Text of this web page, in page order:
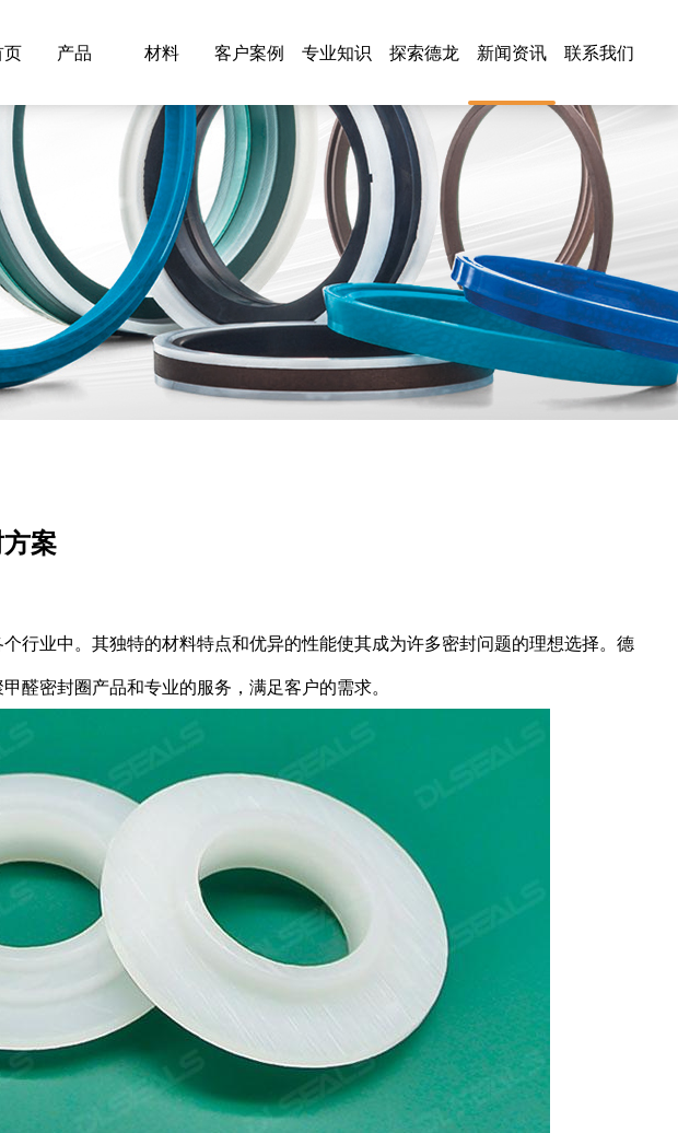
页 产品 材料 客户案例 专业知识 探索德龙 新闻资讯 联系我们
案
行业中。其独特的材料特点和优异的性能使其成为许多密封问题的理想选择。德
醛密封圈产品和专业的服务，满足客户的需求。